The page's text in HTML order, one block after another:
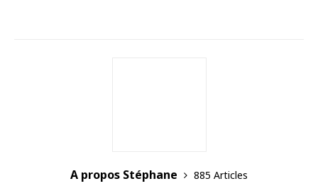
A propos Stéphane
885 Articles